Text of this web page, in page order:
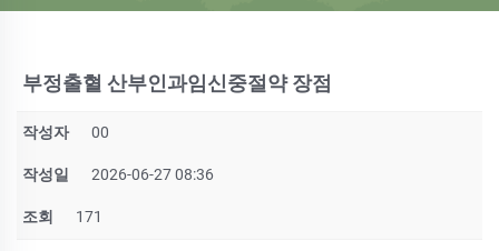
부정출혈 산부인과임신중절약 장점
작성자 00
작성일 2026-06-27 08:36
조회 171